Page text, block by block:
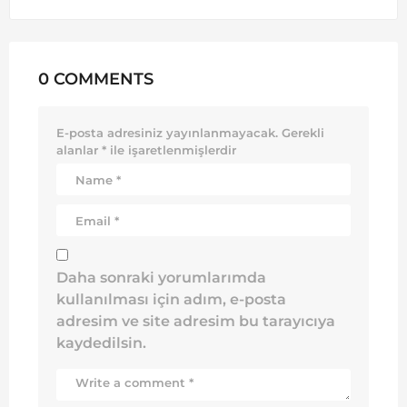
0 COMMENTS
E-posta adresiniz yayınlanmayacak. Gerekli
alanlar * ile işaretlenmişlerdir
Daha sonraki yorumlarımda
kullanılması için adım, e-posta
adresim ve site adresim bu tarayıcıya
kaydedilsin.